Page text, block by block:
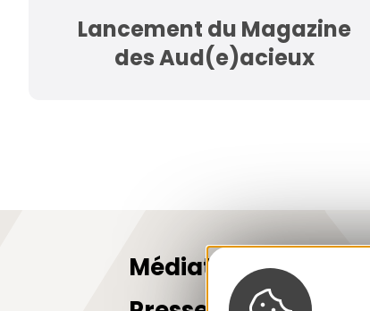
Lancement du Magazine
des Aud(e)acieux
Médiathèque